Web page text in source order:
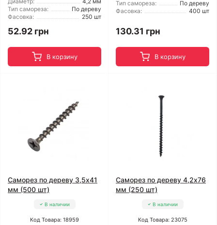
Тип самореза:
По дереву
Фасовка:
250 шт
52.92 грн
В корзину
Тип самореза:
По дереву
Фасовка:
400 шт
130.31 грн
В корзину
Саморез по дереву 3,5x41
мм (500 шт)
В наличии
Код Товара: 18959
Саморез по дереву 4,2x76
мм (250 шт)
В наличии
Код Товара: 23075